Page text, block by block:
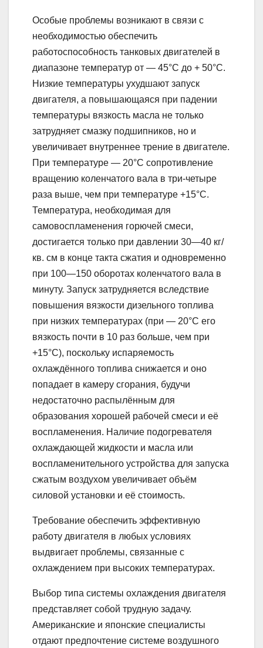
Особые проблемы возникают в связи с
необходимостью обеспечить
работоспособность танковых двигателей в
диапазоне температур от — 45°С до + 50°С.
Низкие температуры ухудшают запуск
двигателя, а повышающаяся при падении
температуры вязкость масла не только
затрудняет смазку подшипников, но и
увеличивает внутреннее трение в двигателе.
При температуре — 20°С сопротивление
вращению коленчатого вала в три-четыре
раза выше, чем при температуре +15°С.
Температура, необходимая для
самовоспламенения горючей смеси,
достигается только при давлении 30—40 кг/
кв. см в конце такта сжатия и одновременно
при 100—150 оборотах коленчатого вала в
минуту. Запуск затрудняется вследствие
повышения вязкости дизельного топлива
при низких температурах (при — 20°С его
вязкость почти в 10 раз больше, чем при
+15°С), поскольку испаряемость
охлаждённого топлива снижается и оно
попадает в камеру сгорания, будучи
недостаточно распылённым для
образования хорошей рабочей смеси и её
воспламенения. Наличие подогревателя
охлаждающей жидкости и масла или
воспламенительного устройства для запуска
сжатым воздухом увеличивает объём
силовой установки и её стоимость.
Требование обеспечить эффективную
работу двигателя в любых условиях
выдвигает проблемы, связанные с
охлаждением при высоких температурах.
Выбор типа системы охлаждения двигателя
представляет собой трудную задачу.
Американские и японские специалисты
отдают предпочтение системе воздушного